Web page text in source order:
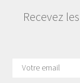
Recevez